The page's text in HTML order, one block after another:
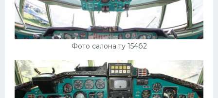
Фото салона ту 154б2